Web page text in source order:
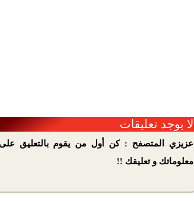
لا يوجد تعليقات
عزيزي المتصفح : كن أول من يقوم بالتعليق
معلوماتك و تعليقك !!